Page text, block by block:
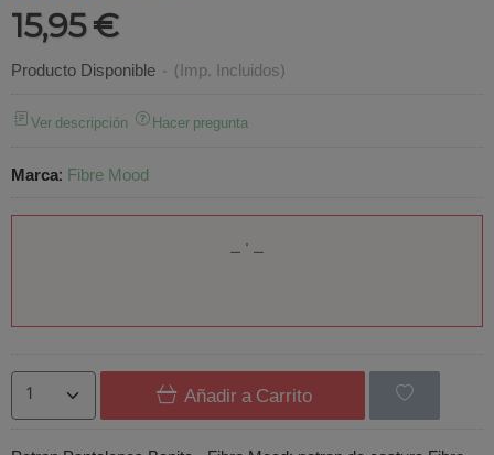
15,95 €
Producto Disponible - (Imp. Incluidos)
Ver descripción Hacer pregunta
Marca: Fibre Mood
Añadir a Carrito